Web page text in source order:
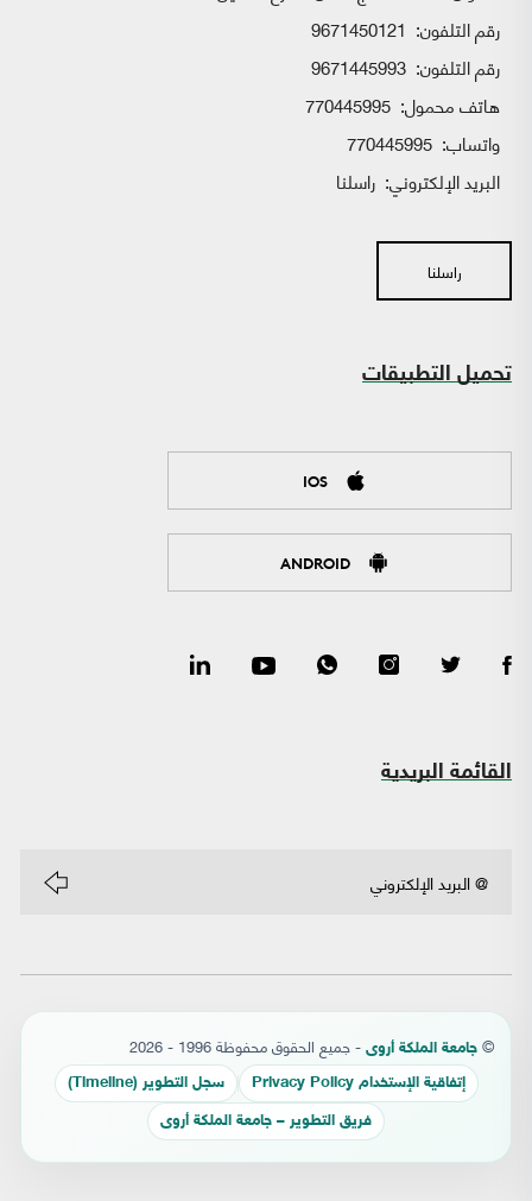
رقم التلفون: 9671450121
رقم التلفون: 9671445993
هاتف محمول: 770445995
واتساب:
البريد الإلكتروني: راسلنا
راسلنا
تحميل التطبيقات
IOS
ANDROID
القائمة البريدية
© جامعة الملكة أروى - جميع الحقوق محفوظة 1996 - 2026
إتفاقية الإستخدام Privacy Policy سجل التطوير (Timeline)
فريق التطوير – جامعة الملكة أروى